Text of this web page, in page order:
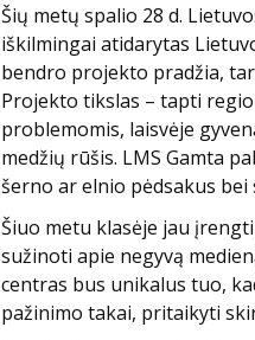
Šių metų spalio 28 d.
iškilmingai atidarytas
bendro projekto pradžia,
Projekto tikslas – tapti
problemomis, laisvėje
medžių rūšis. LMS Gamta
šerno ar elnio pėdsakus
Šiuo metu klasėje jau
sužinoti apie negyvą
centras bus unikalus tuo,
pažinimo takai, pritaikyti